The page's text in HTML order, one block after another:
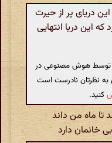
دریای پر از حیرت
این دریا انتهایی
توسط هوش مصنوعی در
به نظرتان نادرست است
کنید.
ماه من داند
خانمان دارد